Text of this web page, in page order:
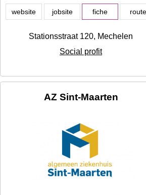
website jobsite fiche route
Stationsstraat 120, Mechelen
Social profit
AZ Sint-Maarten